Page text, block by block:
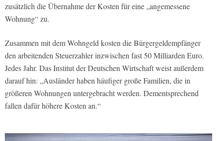
zusätzlich die Übernahme der Kosten für eine „angemessene
Wohnung“ zu.
Zusammen mit dem Wohngeld kosten die Bürgergeldempfänger
den arbeitenden Steuerzahler inzwischen fast 50 Milliarden Euro.
Jedes Jahr. Das Institut der Deutschen Wirtschaft weist außerdem
darauf hin: „Ausländer haben häufiger große Familien, die in
größeren Wohnungen untergebracht werden. Dementsprechend
fallen dafür höhere Kosten an.“